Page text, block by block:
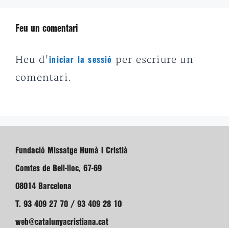
Feu un comentari
Heu d'iniciar la sessió
per escriure un
comentari.
Fundació Missatge Humà i Cristià
Comtes de Bell-lloc, 67-69
08014 Barcelona
T. 93 409 27 70 / 93 409 28 10
web@catalunyacristiana.cat